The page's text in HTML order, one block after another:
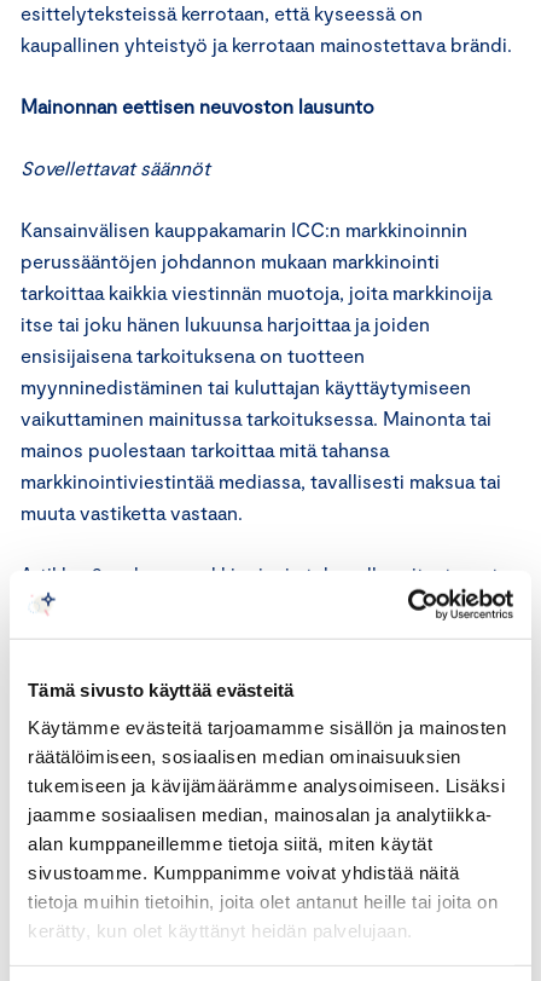
Tämä sivusto käyttää evästeitä
Käytämme evästeitä tarjoamamme sisällön ja mainosten
räätälöimiseen, sosiaalisen median ominaisuuksien
tukemiseen ja kävijämäärämme analysoimiseen. Lisäksi
jaamme sosiaalisen median, mainosalan ja analytiikka-
alan kumppaneillemme tietoja siitä, miten käytät
sivustoamme. Kumppanimme voivat yhdistää näitä
tietoja muihin tietoihin, joita olet antanut heille tai joita on
kerätty, kun olet käyttänyt heidän palvelujaan.
esittelyteksteissä kerrotaan, että kyseessä on
kaupallinen yhteistyö ja kerrotaan mainostettava brändi.
Mainonnan eettisen neuvoston lausunto
Sovellettavat säännöt
Kansainvälisen kauppakamarin ICC:n markkinoinnin
perussääntöjen johdannon mukaan markkinointi
tarkoittaa kaikkia viestinnän muotoja, joita markkinoija
itse tai joku hänen lukuunsa harjoittaa ja joiden
ensisijaisena tarkoituksena on tuotteen
myynninedistäminen tai kuluttajan käyttäytymiseen
vaikuttaminen mainitussa tarkoituksessa. Mainonta tai
mainos puolestaan tarkoittaa mitä tahansa
markkinointiviestintää mediassa, tavallisesti maksua tai
muuta vastiketta vastaan.
Artiklan 9 mukaan markkinoinnin tulee olla esitystavasta
ja markkinointivälineestä riippumatta selvästi
tunnistettavissa markkinoinniksi. Jos mainos esitetään
toimituksellista aineistoa, mainos tulee esittää siten, että
se voidaan tunnistaa mainokseksi. Markkinoinnista tulee
selkeästi käydä ilmi, kenen lukuun markkinointi
toteutetaan.
Kuluttajia ei tule johtaa harhaan markkinoinnin todellisen
kaupallisen tarkoituksen osalta. Markkinointia ei tule
esittää esimerkiksi markkinointi- tai